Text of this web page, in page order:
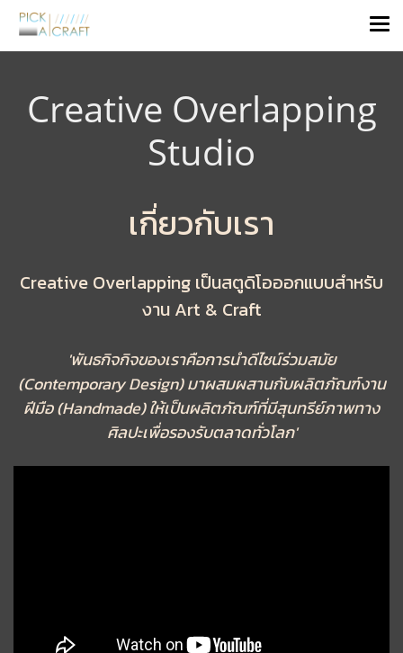
Creative Overlapping
Studio
เกี่ยวกับเรา
Creative Overlapping เป็นสตูดิโอออกแบบสำหรับ
งาน Art & Craft
'พันธกิจกิจของเราคือการนำดีไซน์ร่วมสมัย
(Contemporary Design) มาผสมผสานกับผลิตภัณฑ์งาน
ฝีมือ (Handmade) ให้เป็นผลิตภัณฑ์ที่มีสุนทรีย์ภาพทาง
ศิลปะเพื่อรองรับตลาดทั่วโลก'